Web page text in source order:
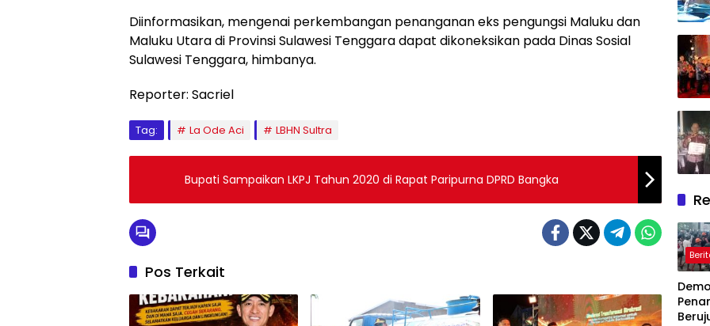
Diinformasikan, mengenai perkembangan penanganan eks pengungsi Maluku dan
Maluku Utara di Provinsi Sulawesi Tenggara dapat dikoneksikan pada Dinas Sosial
Sulawesi Tenggara, himbanya.
Reporter: Sacriel
Tag: La Ode Aci LBHN Sultra
Bupati Sampaikan LKPJ Tahun 2020 di Rapat Paripurna DPRD Bangka
Pos Terkait
Demo